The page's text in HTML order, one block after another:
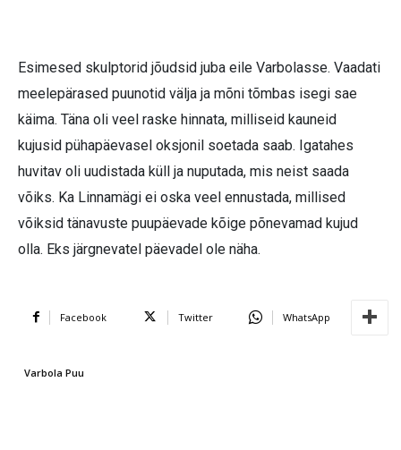
Esimesed skulptorid jõudsid juba eile Varbolasse. Vaadati
meelepärased puunotid välja ja mõni tõmbas isegi sae
käima. Täna oli veel raske hinnata, milliseid kauneid
kujusid pühapäevasel oksjonil soetada saab. Igatahes
huvitav oli uudistada küll ja nuputada, mis neist saada
võiks. Ka Linnamägi ei oska veel ennustada, millised
võiksid tänavuste puupäevade kõige põnevamad kujud
olla. Eks järgnevatel päevadel ole näha.
Facebook Twitter WhatsApp
Varbola Puu